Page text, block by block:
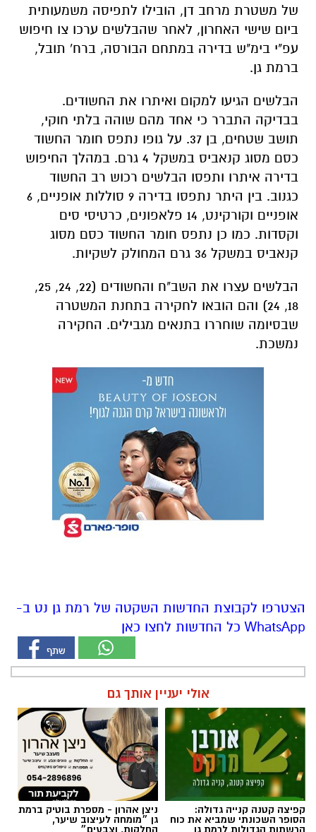
של משטרת מרחב דן, הובילו לתפיסה משמעותית
ביום שישי האחרון, לאחר שהבלשים ערכו צו חיפוש
עפ"י בימ"ש בדירה במתחם הבורסה, ברח' תובל,
ברמת גן.
הבלשים הגיעו למקום ואיתרו את החשודים.
בבדיקה התברר כי אחד מהם שוהה בלתי חוקי,
תושב שטחים, בן 37. על גופו נתפס חומר החשוד
כסם מסוג קנאביס במשקל 4 גרם. במהלך החיפוש
בדירה איתרו ותפסו הבלשים רכוש רב החשוד
כגנוב. בין היתר נתפסו בדירה 9 סוללות אופניים, 6
אופניים וקורקינט, 14 פלאפונים, כרטיסי סים
וקסדות. כמו כן נתפס חומר החשוד כסם מסוג
קנאביס במשקל 36 גרם המחולק לשקיות.
הבלשים עצרו את השב"ח והחשודים (22, 24, 25,
18, 24) והם הובאו לחקירה בתחנת המשטרה
שבסיומה שוחררו בתנאים מגבילים. החקירה
נמשכת.
הצטרפו לקבוצת החדשות השקטה של רמת גן נט ב-
WhatsApp כל החדשות לחצו כאן
אולי יעניין אותך גם
קפיצה קטנה קנייה גדולה:
הסופר השכונתי שמביא את כוח
הרשתות הגדולות לרמת גן
ניצן אהרון - מספרת בוטיק ברמת
גן ״מומחה לעיצוב שיער,
החלקות, וצבעים״